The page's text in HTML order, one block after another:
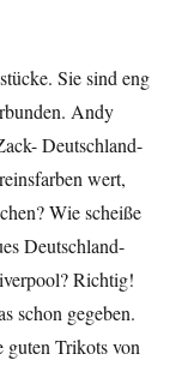
Sie sind eng
Andy
Deutschland-
wert,
Wie scheiße
Deutschland-
Richtig!
schon gegeben.
guten Trikots von